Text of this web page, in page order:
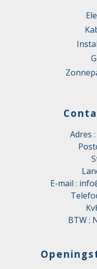
Adres
E-mail :
BTW :